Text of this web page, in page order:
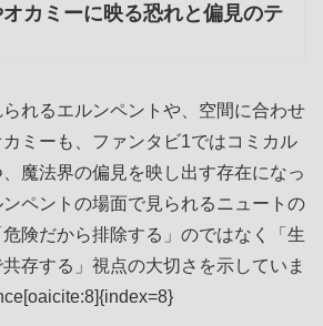
カミーに映る恐れと偏見のテ
れるエルンペントや、空間に合わせ
ミーも、ファンタビ1ではコミカル
魔法界の偏見を映し出す存在になっ
ペントの場面で見られるニュートの
険だから排除する」のではなく「生
存する」視点の大切さを示していま